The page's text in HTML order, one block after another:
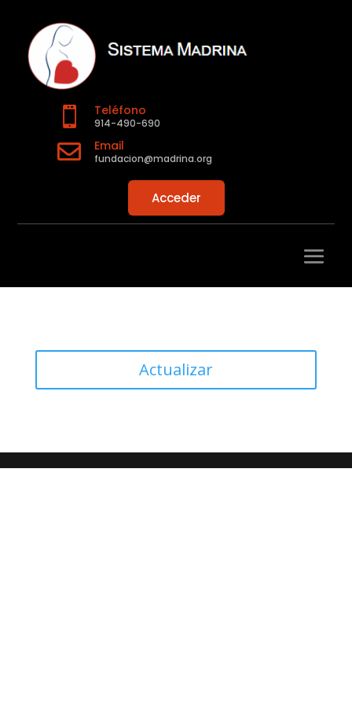
 Teléfono
914-490-690
 Email
fundacion@madrina.org
Acceder
Actualizar